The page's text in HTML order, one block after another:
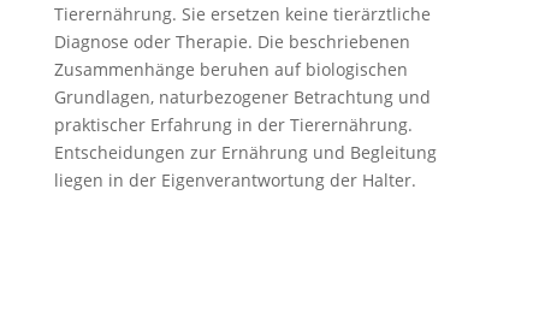
Tierernährung. Sie ersetzen keine tierärztliche
Diagnose oder Therapie. Die beschriebenen
Zusammenhänge beruhen auf biologischen
Grundlagen, naturbezogener Betrachtung und
praktischer Erfahrung in der Tierernährung.
Entscheidungen zur Ernährung und Begleitung
liegen in der Eigenverantwortung der Halter.